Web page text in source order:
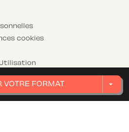
VOTRE FORMAT arrow_drop_down
cookies